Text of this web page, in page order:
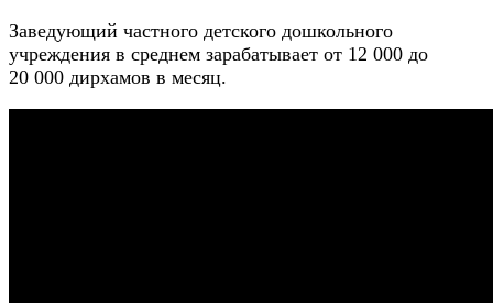
Заведующий частного детского дошкольного
учреждения в среднем зарабатывает от 12 000 до
20 000 дирхамов в месяц.